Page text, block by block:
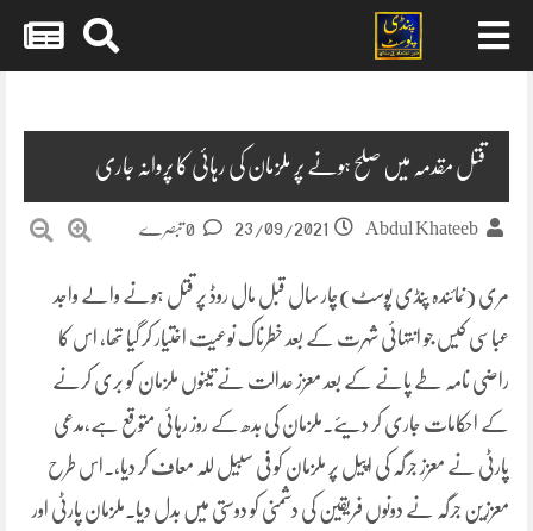
قتل مقدمہ میں صلح ہونے پر ملزمان کی رہائی کا پروانہ جاری
Abdul Khateeb
23/09/2021
مری (نمائندہ پنڈی پوسٹ)چار سال قبل مال روڈ پر قتل ہونے والے واجد
عباسی کیس جو انتہائی شہرت کے بعد خطرناک نوعیت اختیار کر گیا تھا، اس کا
راضی نامہ طے پانے کے بعد معزز عدالت نے تینوں ملزمان کو بری کرنے
کے احکامات جاری کر دیئے۔ملزمان کی بدھ کے روز رہائی متوقع ہے،مدعی
پارٹی نے معزز جرگہ کی اپیل پر ملزمان کو فی سبیل للہ معاف کر دیا،۔اس طرح
معززین جرگہ نے دونوں فریقین کی دشمنی کو دوستی میں بدل دیا۔ملزمان پارٹی اور